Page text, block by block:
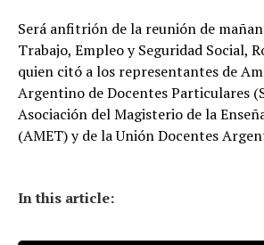
Será anfitrión de la reunión de
Trabajo, Empleo y Seguridad Social,
quien citó a los representantes de
Argentino de Docentes Particulares
Asociación del Magisterio de la
(AMET) y de la Unión Docentes
In this article: